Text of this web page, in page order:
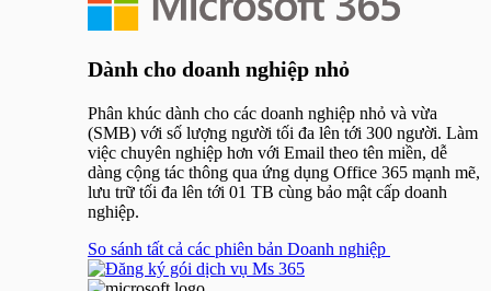
Dành cho doanh nghiệp nhỏ​
Phân khúc dành cho các doanh nghiệp nhỏ và vừa
(SMB) với số lượng người tối đa lên tới 300 người. Làm
việc chuyên nghiệp hơn với Email theo tên miền, dễ
dàng cộng tác thông qua ứng dụng Office 365 mạnh mẽ,
lưu trữ tối đa lên tới 01 TB cùng bảo mật cấp doanh
nghiệp.
So sánh tất cả các phiên bản Doanh nghiệp